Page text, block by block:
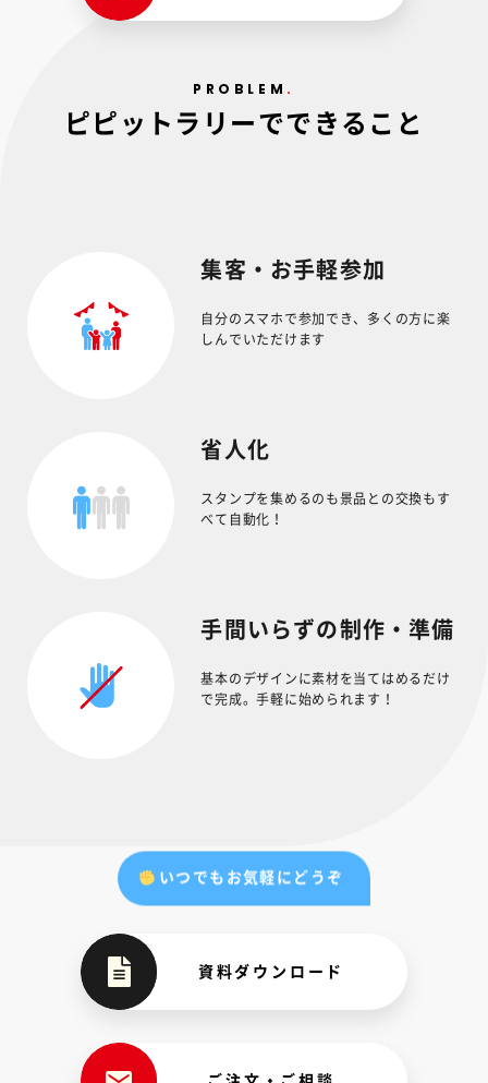
PROBLEM
ピピットラリーでできること
集客・お手軽参加
自分のスマホで参加でき、多くの方に楽
しんでいただけます
省人化
スタンプを集めるのも景品との交換もす
べて自動化！
手間いらずの制作・準備
基本のデザインに素材を当てはめるだけ
で完成。手軽に始められます！
いつでもお気軽にどうぞ
資料ダウンロード